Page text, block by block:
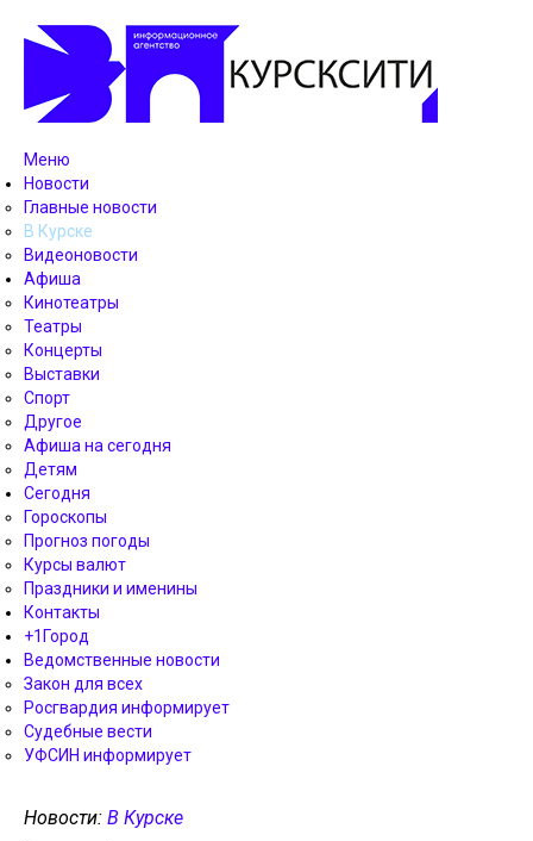
Меню
Новости
Главные новости
В Курске
Видеоновости
Афиша
Кинотеатры
Театры
Концерты
Выставки
Спорт
Другое
Афиша на сегодня
Детям
Сегодня
Гороскопы
Прогноз погоды
Курсы валют
Праздники и именины
Контакты
+1Город
Ведомственные новости
Закон для всех
Росгвардия информирует
Судебные вести
УФСИН информирует
Новости: В Курске